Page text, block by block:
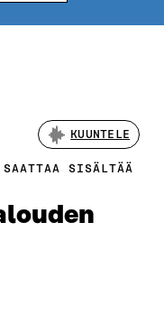
KUUNTELE
SISÄLTÄÄ